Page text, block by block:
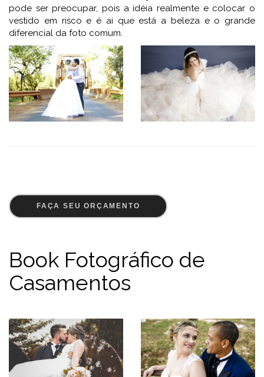
pode ser preocupar, pois a idéia realmente e colocar o
vestido em risco e é ai que está a beleza e o grande
diferencial da foto comum.
FAÇA SEU ORÇAMENTO
Book Fotográfico de
Casamentos